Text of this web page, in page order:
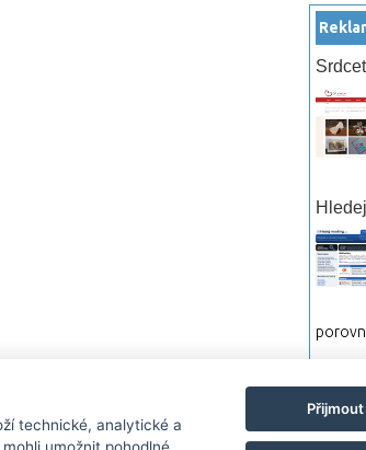
technické, analytické a